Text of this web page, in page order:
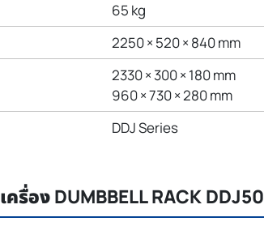
65 kg
2250 × 520 × 840 mm
2330 × 300 × 180 mm
960 × 730 × 280 mm
DDJ Series
อง DUMBBELL RACK DDJ50